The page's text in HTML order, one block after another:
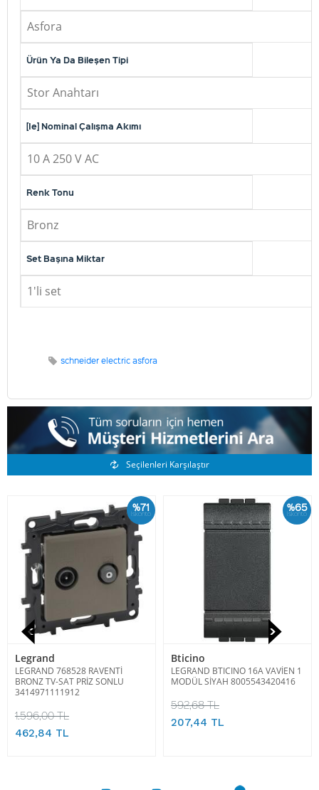
Asfora
Ürün Ya Da Bileşen Tipi
Stor Anahtarı
[Ie] Nominal Çalışma Akımı
10 A 250 V AC
Renk Tonu
Bronz
Set Başına Miktar
1'li set
schneider electric asfora
Benzer Ürünler
Seçilenleri Karşılaştır
%71
İskonto
Legrand
LEGRAND 768528 RAVENTİ
BRONZ TV-SAT PRİZ SONLU
3414971111912
1.596,00 TL
462,84 TL
%65
İskonto
Bticino
LEGRAND BTICINO 16A VAVİEN 1
MODÜL SİYAH 8005543420416
592,68 TL
207,44 TL